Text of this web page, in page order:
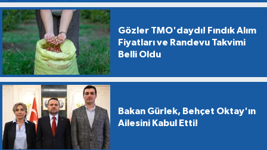
Gözler TMO'daydı! Fındık Alım
Fiyatları ve Randevu Takvimi
Belli Oldu
Bakan Gürlek, Behçet Oktay'ın
Ailesini Kabul Etti!